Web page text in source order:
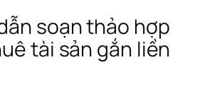
soạn thảo hợp
tài sản gắn liền